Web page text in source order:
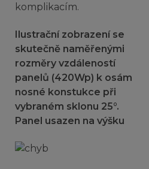
komplikacím.
Ilustrační zobrazení se
skutečně naměřenými
rozměry vzdáleností
panelů (420Wp) k osám
nosné konstukce při
vybraném sklonu 25°.
Panel usazen na výšku